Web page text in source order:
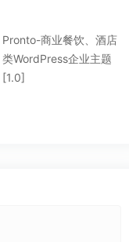
Pronto-商业餐饮、酒店
类WordPress企业主题
[1.0]